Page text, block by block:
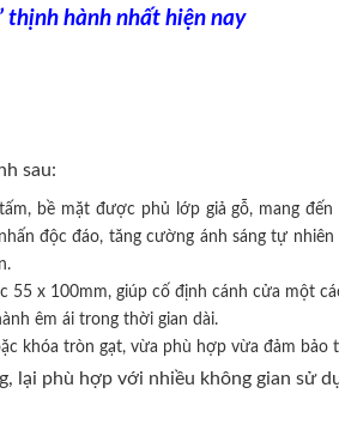
thịnh hành nhất hiện nay
sau:
bề mặt được phủ lớp giả gỗ, mang
độc đáo, tăng cường ánh sáng tự nhiên
x 100mm, giúp cố định cánh cửa một
êm ái trong thời gian dài.
khóa tròn gạt, vừa phù hợp vừa đảm bảo
lại phù hợp với nhiều không gian sử